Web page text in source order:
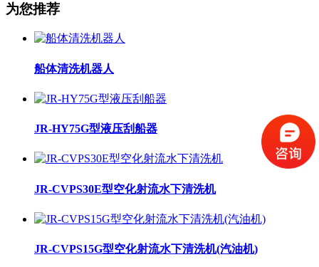
为您推荐
船体清洗机器人
JR-HY75G型液压刮船器
JR-CVPS30E型空化射流水下清洗机
JR-CVPS15G型空化射流水下清洗机(汽油机)